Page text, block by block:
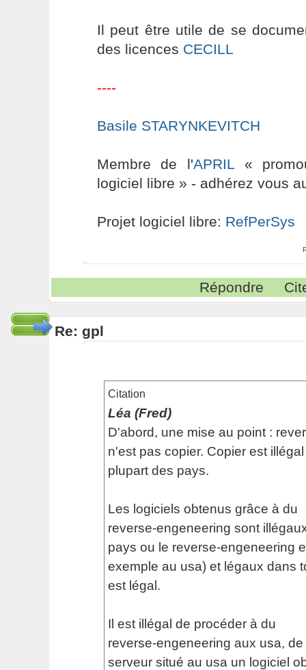
Il peut être utile de se
des licences CECILL
----
Basile STARYNKEVITCH
Membre de l'APRIL «
logiciel libre » - adhérez vous
Projet logiciel libre: RefPerSys
Répondre
Re: gpl
Citation
Léa (Fred)
D'abord, une mise au point :
n'est pas copier. Copier est
plupart des pays.
Les logiciels obtenus grâce à du
reverse-engeneering sont
pays ou le reverse-engeneering
exemple au usa) et légaux dans
est légal.
Il est illégal de procéder à du
reverse-engeneering aux usa,
serveur situé au usa un logiciel